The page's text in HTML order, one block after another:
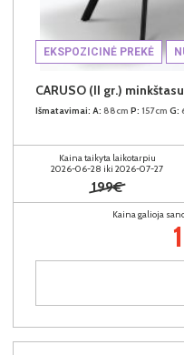
EKSPOZICINĖ PREKĖ
CARUSO (II gr.)
Išmatavimai: A: 88cm P: 157cm G:
Kaina taikyta laikotarpiu
2026-06-28 iki 2026-07-27
199€
Kaina galioja